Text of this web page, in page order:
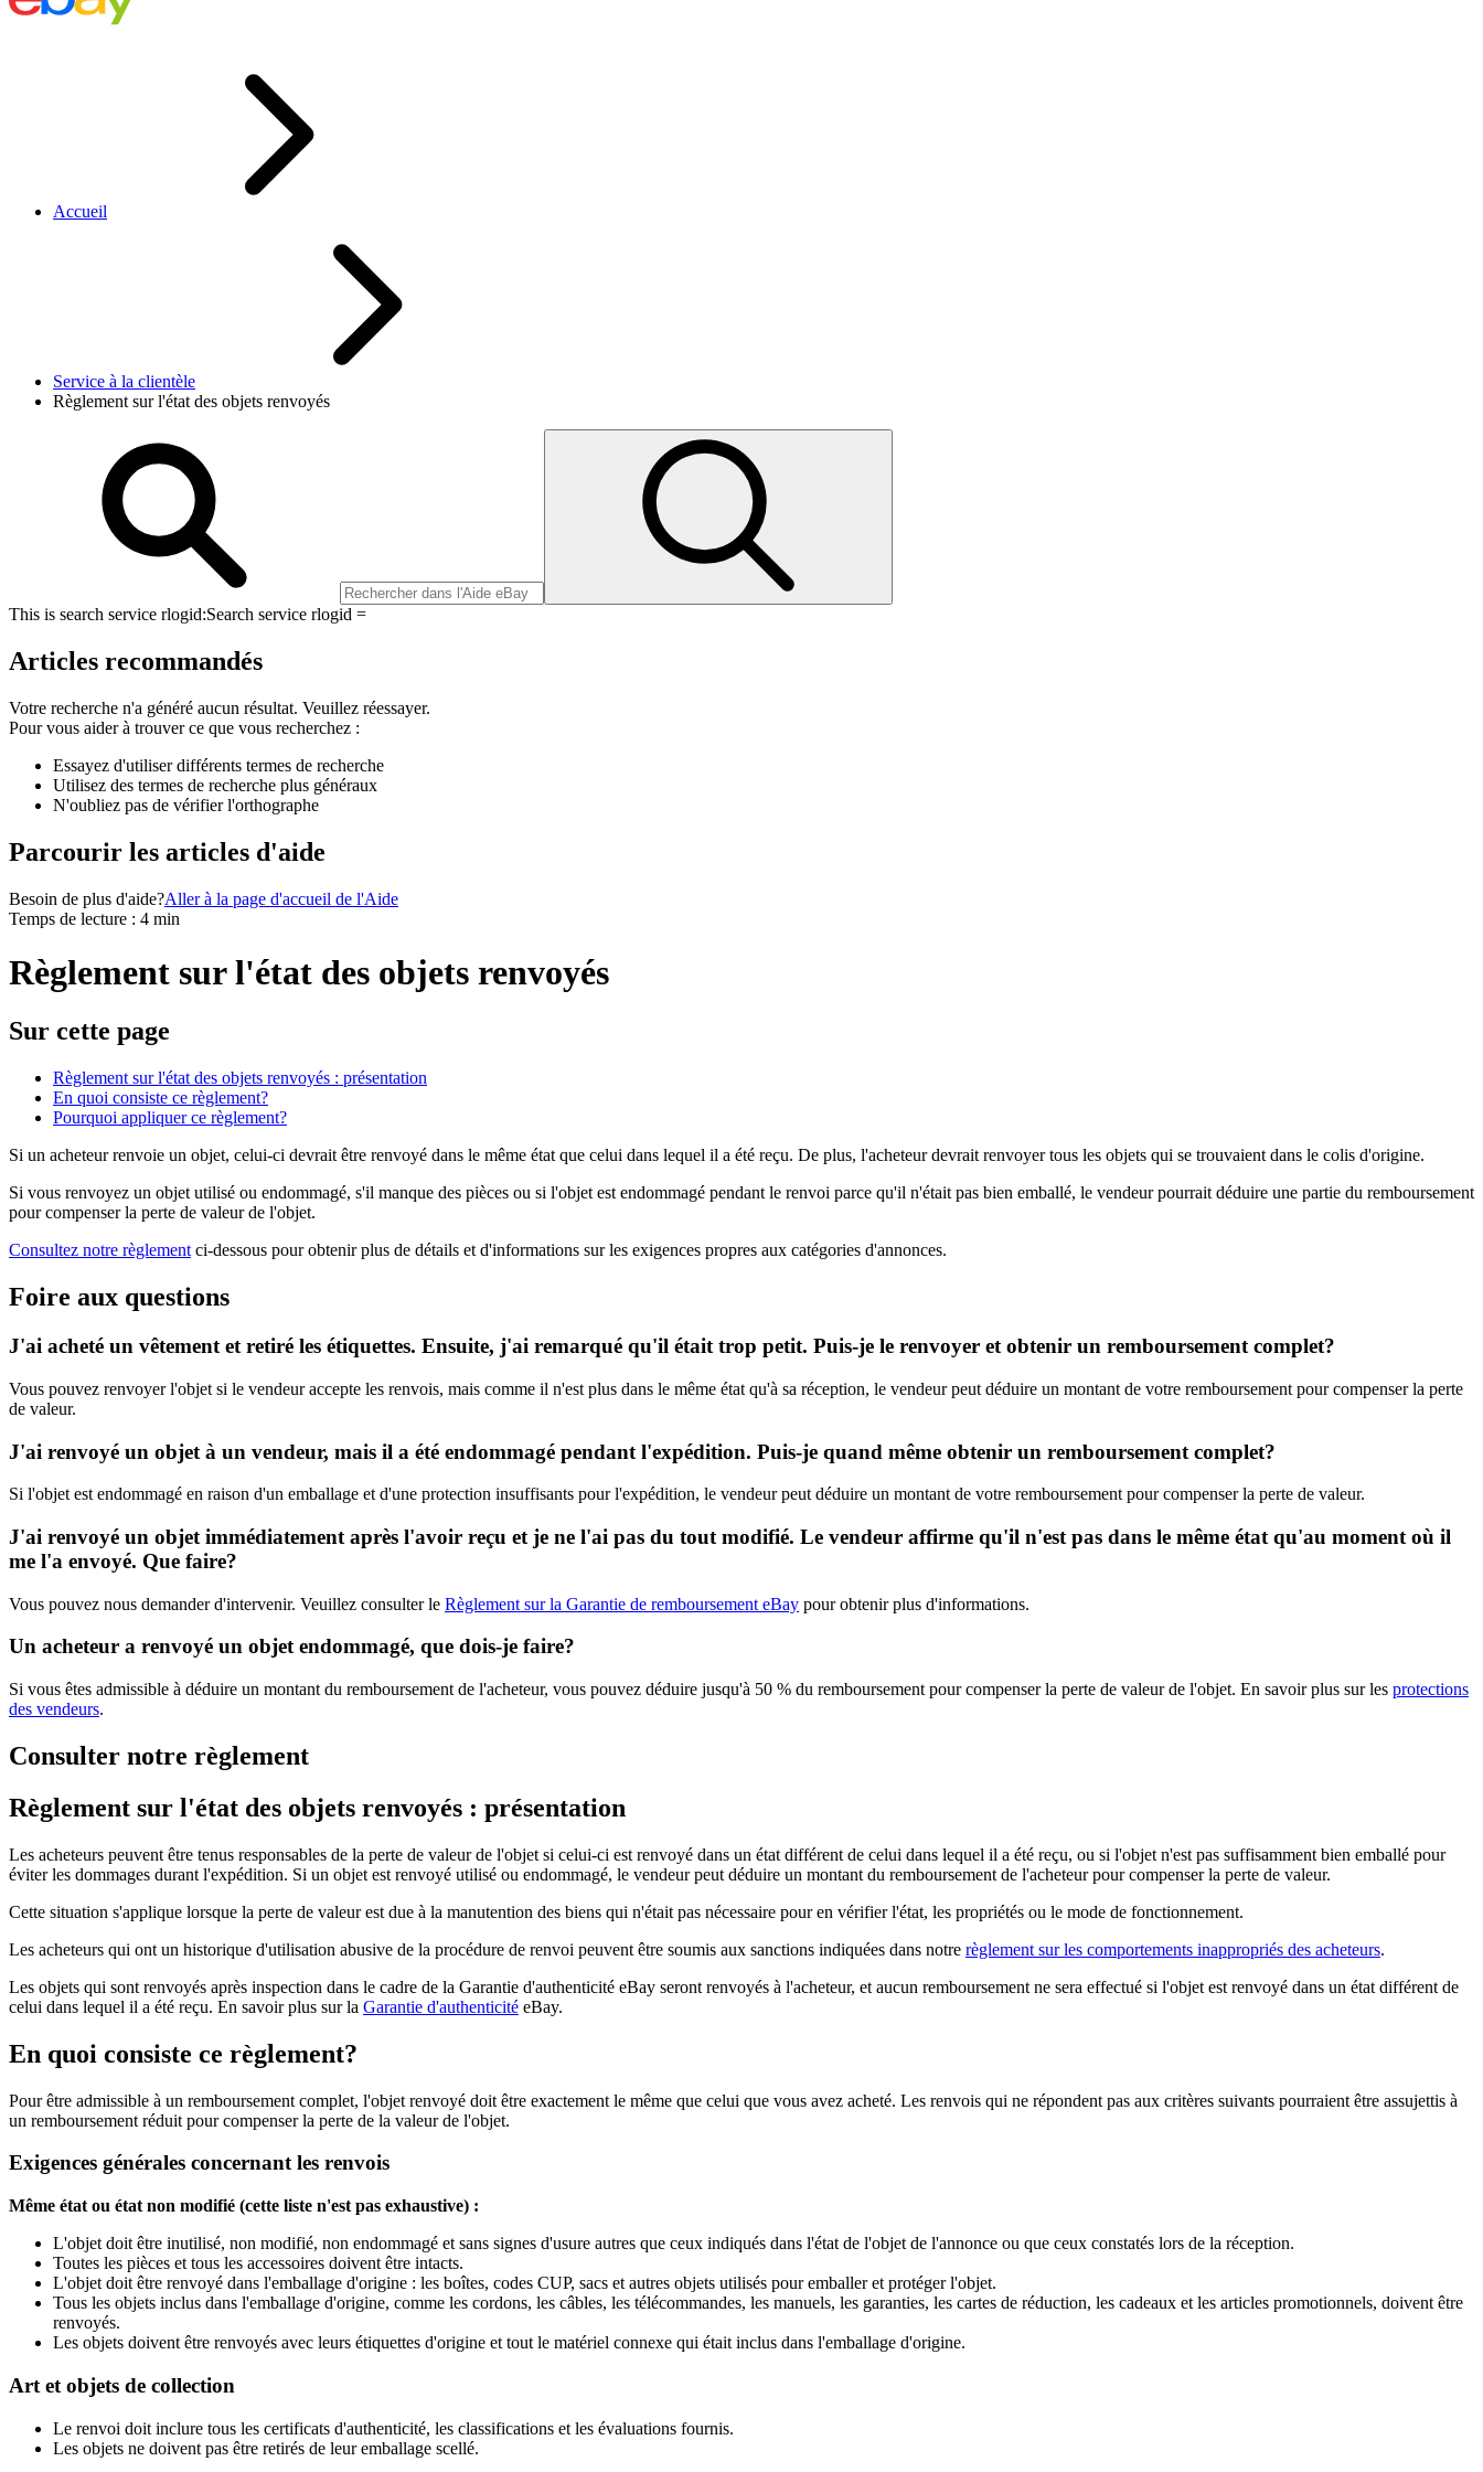
Accueil
Service à la clientèle
Règlement sur l'état des objets renvoyés
This is search service rlogid:Search service rlogid =
Articles recommandés
Votre recherche n'a généré aucun résultat. Veuillez réessayer.
Pour vous aider à trouver ce que vous recherchez :
Essayez d'utiliser différents termes de recherche
Utilisez des termes de recherche plus généraux
N'oubliez pas de vérifier l'orthographe
Parcourir les articles d'aide
Besoin de plus d'aide?Aller à la page d'accueil de l'Aide
Temps de lecture : 4 min
Règlement sur l'état des objets renvoyés
Sur cette page
Règlement sur l'état des objets renvoyés : présentation
En quoi consiste ce règlement?
Pourquoi appliquer ce règlement?
Si un acheteur renvoie un objet, celui-ci devrait être renvoyé dans le même état que celui dans lequel il a été reçu. De plus, l'acheteur devrait renvoyer tous les objets qui se trouvaient dans le colis d'origine.
Si vous renvoyez un objet utilisé ou endommagé, s'il manque des pièces ou si l'objet est endommagé pendant le renvoi parce qu'il n'était pas bien emballé, le vendeur pourrait déduire une partie du remboursement
pour compenser la perte de valeur de l'objet.
Consultez notre règlement ci-dessous pour obtenir plus de détails et d'informations sur les exigences propres aux catégories d'annonces.
Foire aux questions
J'ai acheté un vêtement et retiré les étiquettes. Ensuite, j'ai remarqué qu'il était trop petit. Puis-je le renvoyer et obtenir un remboursement complet?
Vous pouvez renvoyer l'objet si le vendeur accepte les renvois, mais comme il n'est plus dans le même état qu'à sa réception, le vendeur peut déduire un montant de votre remboursement pour compenser la perte
de valeur.
J'ai renvoyé un objet à un vendeur, mais il a été endommagé pendant l'expédition. Puis-je quand même obtenir un remboursement complet?
Si l'objet est endommagé en raison d'un emballage et d'une protection insuffisants pour l'expédition, le vendeur peut déduire un montant de votre remboursement pour compenser la perte de valeur.
J'ai renvoyé un objet immédiatement après l'avoir reçu et je ne l'ai pas du tout modifié. Le vendeur affirme qu'il n'est pas dans le même état qu'au moment où il
me l'a envoyé. Que faire?
Vous pouvez nous demander d'intervenir. Veuillez consulter le Règlement sur la Garantie de remboursement eBay pour obtenir plus d'informations.
Un acheteur a renvoyé un objet endommagé, que dois-je faire?
Si vous êtes admissible à déduire un montant du remboursement de l'acheteur, vous pouvez déduire jusqu'à 50 % du remboursement pour compenser la perte de valeur de l'objet. En savoir plus sur les protections
des vendeurs.
Consulter notre règlement
Règlement sur l'état des objets renvoyés : présentation
Les acheteurs peuvent être tenus responsables de la perte de valeur de l'objet si celui-ci est renvoyé dans un état différent de celui dans lequel il a été reçu, ou si l'objet n'est pas suffisamment bien emballé pour
éviter les dommages durant l'expédition. Si un objet est renvoyé utilisé ou endommagé, le vendeur peut déduire un montant du remboursement de l'acheteur pour compenser la perte de valeur.
Cette situation s'applique lorsque la perte de valeur est due à la manutention des biens qui n'était pas nécessaire pour en vérifier l'état, les propriétés ou le mode de fonctionnement.
Les acheteurs qui ont un historique d'utilisation abusive de la procédure de renvoi peuvent être soumis aux sanctions indiquées dans notre règlement sur les comportements inappropriés des acheteurs.
Les objets qui sont renvoyés après inspection dans le cadre de la Garantie d'authenticité eBay seront renvoyés à l'acheteur, et aucun remboursement ne sera effectué si l'objet est renvoyé dans un état différent de
celui dans lequel il a été reçu. En savoir plus sur la Garantie d'authenticité eBay.
En quoi consiste ce règlement?
Pour être admissible à un remboursement complet, l'objet renvoyé doit être exactement le même que celui que vous avez acheté. Les renvois qui ne répondent pas aux critères suivants pourraient être assujettis à
un remboursement réduit pour compenser la perte de la valeur de l'objet.
Exigences générales concernant les renvois
Même état ou état non modifié (cette liste n'est pas exhaustive) :
L'objet doit être inutilisé, non modifié, non endommagé et sans signes d'usure autres que ceux indiqués dans l'état de l'objet de l'annonce ou que ceux constatés lors de la réception.
Toutes les pièces et tous les accessoires doivent être intacts.
L'objet doit être renvoyé dans l'emballage d'origine : les boîtes, codes CUP, sacs et autres objets utilisés pour emballer et protéger l'objet.
Tous les objets inclus dans l'emballage d'origine, comme les cordons, les câbles, les télécommandes, les manuels, les garanties, les cartes de réduction, les cadeaux et les articles promotionnels, doivent être
renvoyés.
Les objets doivent être renvoyés avec leurs étiquettes d'origine et tout le matériel connexe qui était inclus dans l'emballage d'origine.
Art et objets de collection
Le renvoi doit inclure tous les certificats d'authenticité, les classifications et les évaluations fournis.
Les objets ne doivent pas être retirés de leur emballage scellé.